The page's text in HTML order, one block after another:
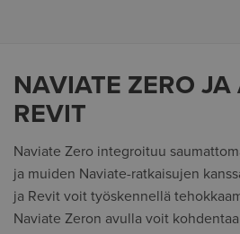
Video
online
NAVIATE ZERO JA
REVIT
Naviate Zero integroituu
ja muiden Naviate-ratkaisujen
ja Revit voit työskennellä
Naviate Zeron avulla voit